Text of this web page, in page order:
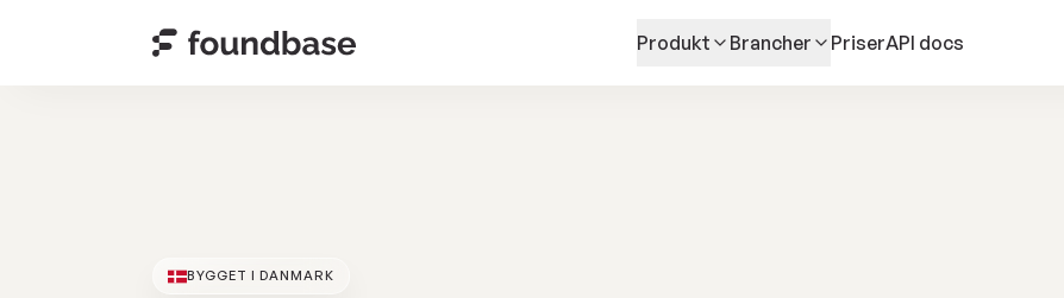
BYGGET I DANMARK
Produkt Brancher PriserAPI docs